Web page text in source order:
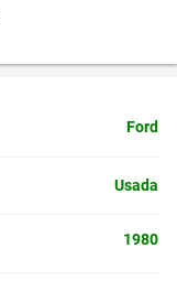
Ford
Usada
1980